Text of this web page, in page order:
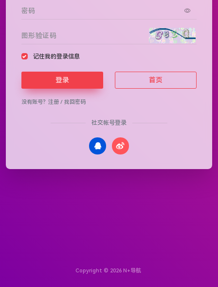
记住我的登录信息
登录 首页
没有账号？ 注册 / 找回密码
社交帐号登录
Copyright © 2026 N+导航